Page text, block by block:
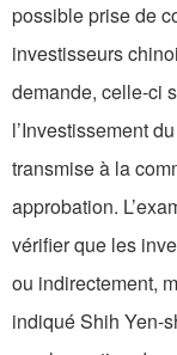
possible prise de
investisseurs
demande, celle-ci
l’Investissement
transmise à la
approbation.
vérifier que les
ou indirectement,
indiqué Shih Yen-